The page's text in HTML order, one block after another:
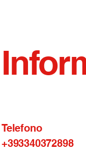
Telefono
+393340372898